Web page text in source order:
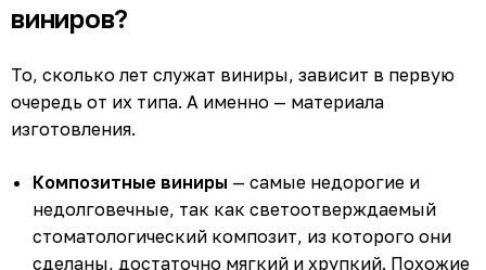
виниров?
То, сколько лет служат виниры, зависит в первую
очередь от их типа. А именно — материала
изготовления.
Композитные виниры — самые недорогие и
недолговечные, так как светоотверждаемый
стоматологический композит, из которого они
сделаны, достаточно мягкий и хрупкий. Похожие